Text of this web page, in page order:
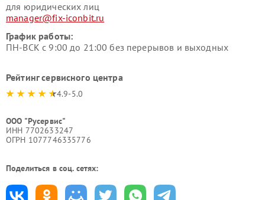
для юридических лиц
manager@fix-iconbit.ru
График работы:
ПН-ВСК с 9:00 до 21:00 без перерывов и выходных
Рейтинг сервисного центра
4.9-5.0
ООО "Русервис"
ИНН 7702633247
ОГРН 1077746335776
Поделиться в соц. сетях: